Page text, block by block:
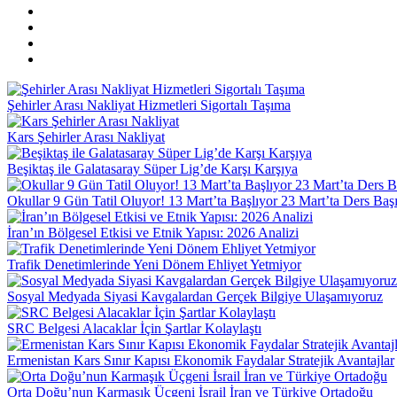
Şehirler Arası Nakliyat Hizmetleri Sigortalı Taşıma
Kars Şehirler Arası Nakliyat
Beşiktaş ile Galatasaray Süper Lig’de Karşı Karşıya
Okullar 9 Gün Tatil Oluyor! 13 Mart’ta Başlıyor 23 Mart’ta Ders Başı
İran’ın Bölgesel Etkisi ve Etnik Yapısı: 2026 Analizi
Trafik Denetimlerinde Yeni Dönem Ehliyet Yetmiyor
Sosyal Medyada Siyasi Kavgalardan Gerçek Bilgiye Ulaşamıyoruz
SRC Belgesi Alacaklar İçin Şartlar Kolaylaştı
Ermenistan Kars Sınır Kapısı Ekonomik Faydalar Stratejik Avantajlar
Orta Doğu’nun Karmaşık Üçgeni İsrail İran ve Türkiye Ortadoğu